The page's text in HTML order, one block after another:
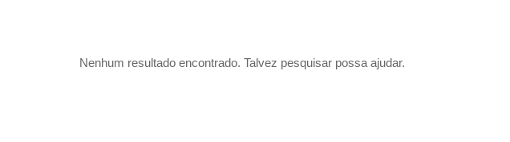
Nenhum resultado encontrado. Talvez pesquisar possa ajudar.